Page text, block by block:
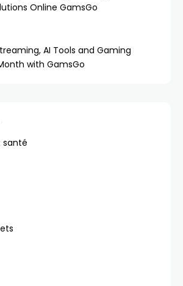
Online GamsGo
AI Tools and Gaming
with GamsGo
santé